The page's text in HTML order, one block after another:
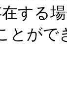
在す
とがで